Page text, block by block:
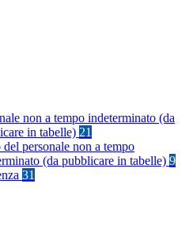
non a tempo indeterminato (da
in tabelle) 21
del personale non a tempo
(da pubblicare in tabelle) 9
31